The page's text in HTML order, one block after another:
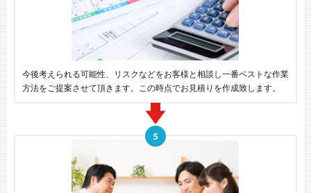
今後考えられる可能性、リスクなどをお客様と相談し一番ベストな作業
方法をご提案させて頂きます。この時点でお見積りを作成致します。